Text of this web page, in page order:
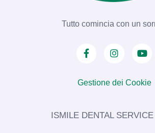
Tutto comincia con un
Gestione dei Cookie
ISMILE DENTAL